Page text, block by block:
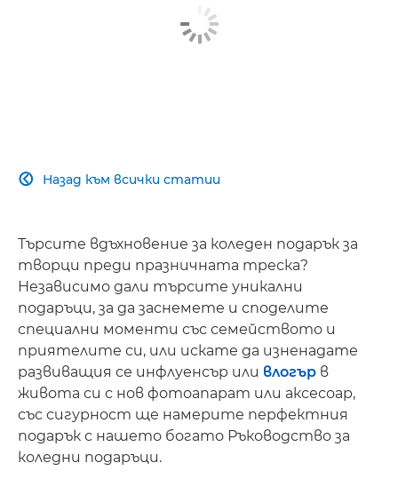
Назад към всички статии

Търсите вдъхновение за коледен подарък за
творци преди празничната треска?
Независимо дали търсите уникални
подаръци, за да заснемете и споделите
специални моменти със семейството и
приятелите си, или искате да изненадате
развиващия се инфлуенсър или влогър в
живота си с нов фотоапарат или аксесоар,
със сигурност ще намерите перфектния
подарък с нашето богато Ръководство за
коледни подаръци.